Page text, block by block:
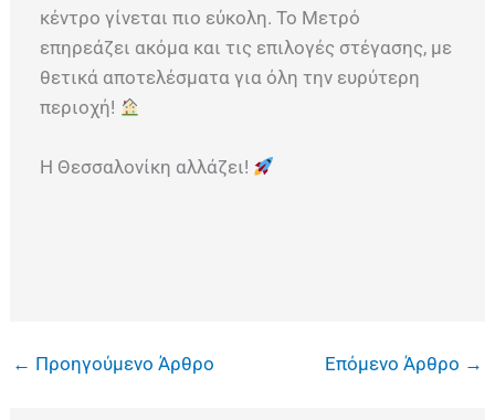
κέντρο γίνεται πιο εύκολη. Το Μετρό
επηρεάζει ακόμα και τις επιλογές στέγασης, με
θετικά αποτελέσματα για όλη την ευρύτερη
περιοχή!
Η Θεσσαλονίκη αλλάζει!
← Προηγούμενο Άρθρο Επόμενο Άρθρο →